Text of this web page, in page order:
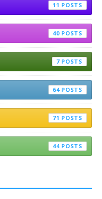
11
40
7
64
71
44